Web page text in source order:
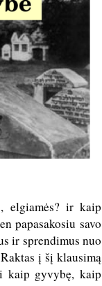
elgiamės? ir kaip
papasakosiu savo
ir sprendimus nuo
į šį klausimą
kaip gyvybę, kaip